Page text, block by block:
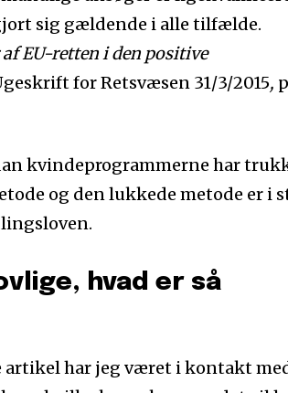
sig gældende i alle tilfælde.
EU-retten i den positive
for Retsvæsen 31/3/2015,
kvindeprogrammerne har
og den lukkede metode er i
hvad er så
artikel har jeg været i kontakt